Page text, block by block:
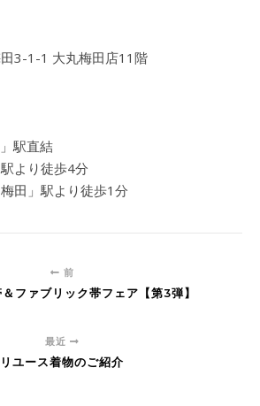
3-1-1 大丸梅田店11階
駅直結
より徒歩4分
田」駅より徒歩1分
前
ファブリック帯フェア【第3弾】
最近
リユース着物のご紹介